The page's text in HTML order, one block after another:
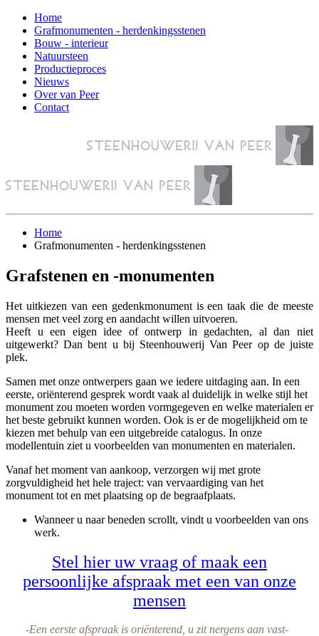
Home
Grafmonumenten - herdenkingsstenen
Bouw - interieur
Natuursteen
Productieproces
Nieuws
Over van Peer
Contact
Home
Grafmonumenten - herdenkingsstenen
Grafstenen en -monumenten
Het uitkiezen van een gedenkmonument is een taak die de meeste
mensen met veel zorg en aandacht willen uitvoeren.
Heeft u een eigen idee of ontwerp in gedachten, al dan niet
uitgewerkt? Dan bent u bij Steenhouwerij Van Peer op de juiste
plek.
Samen met onze ontwerpers gaan we iedere uitdaging aan. In een
eerste, oriënterend gesprek wordt vaak al duidelijk in welke stijl het
monument zou moeten worden vormgegeven en welke materialen er
het beste gebruikt kunnen worden. Ook is er de mogelijkheid om te
kiezen met behulp van een uitgebreide catalogus. In onze
modellentuin ziet u voorbeelden van monumenten en materialen.
Vanaf het moment van aankoop, verzorgen wij met grote
zorgvuldigheid het hele traject: van vervaardiging van het
monument tot en met plaatsing op de begraafplaats.
Wanneer u naar beneden scrollt, vindt u voorbeelden van ons
werk.
Stel hier uw vraag of maak een
persoonlijke afspraak met een van onze
mensen
-Een eerste afspraak is oriënterend, u zit nergens aan vast-